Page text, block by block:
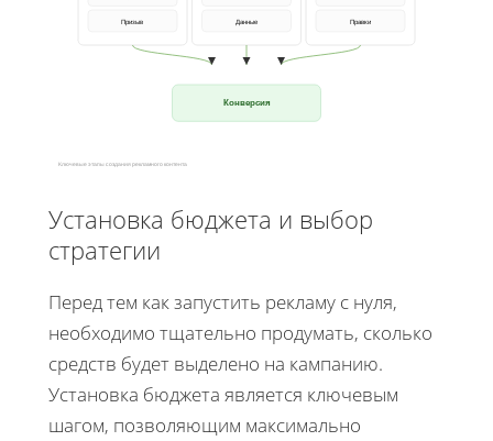
Призыв Данные Правки
Конверсия
Ключевые этапы создания рекламного контента
Установка бюджета и выбор
стратегии
Перед тем как запустить рекламу с нуля,
необходимо тщательно продумать, сколько
средств будет выделено на кампанию.
Установка бюджета является ключевым
шагом, позволяющим максимально